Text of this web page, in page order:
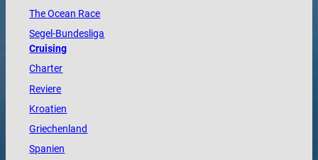
TheOcean Race
Segel-Bundesliga
Cruising
Charter
Reviere
Kroatien
Griechenland
Spanien